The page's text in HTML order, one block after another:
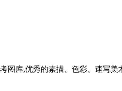
库,优秀的素描、色彩、速写